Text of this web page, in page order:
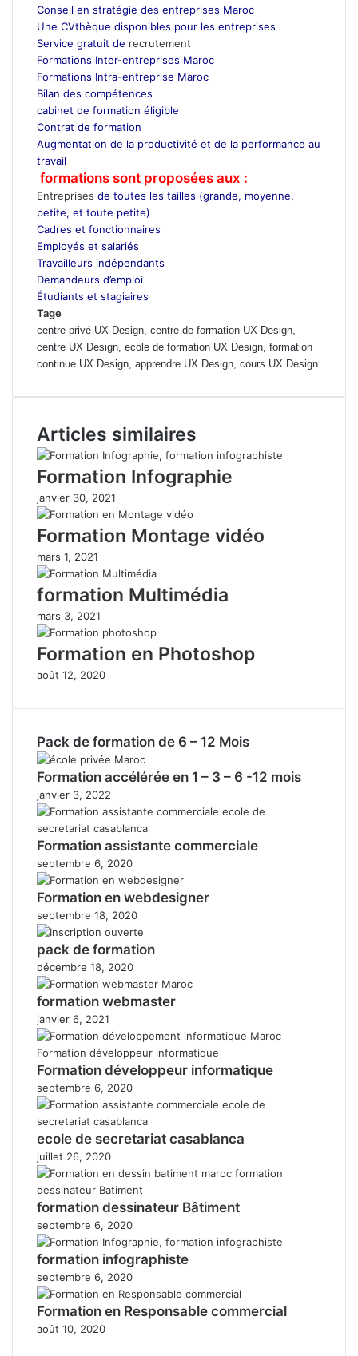
Conseil en stratégie des entreprises Maroc
Une CVthèque disponibles pour les entreprises
Service gratuit de recrutement
Formations Inter-entreprises Maroc
Formations Intra-entreprise Maroc
Bilan des compétences
cabinet de formation éligible
Contrat de formation
Augmentation de la productivité et de la performance au
travail
formations sont proposées aux :
Entreprises de toutes les tailles (grande, moyenne,
petite, et toute petite)
Cadres et fonctionnaires
Employés et salariés
Travailleurs indépendants
Demandeurs d’emploi
Étudiants et stagiaires
Tage
centre privé UX Design, centre de formation UX Design,
centre UX Design, ecole de formation UX Design, formation
continue UX Design, apprendre UX Design, cours UX Design
Articles similaires
Formation Infographie
janvier 30, 2021
Formation Montage vidéo
mars 1, 2021
formation Multimédia
mars 3, 2021
Formation en Photoshop
août 12, 2020
Pack de formation de 6 – 12 Mois
Formation accélérée en 1 – 3 – 6 -12 mois
janvier 3, 2022
Formation assistante commerciale
septembre 6, 2020
Formation en webdesigner
septembre 18, 2020
pack de formation
décembre 18, 2020
formation webmaster
janvier 6, 2021
Formation développeur informatique
septembre 6, 2020
ecole de secretariat casablanca
juillet 26, 2020
formation dessinateur Bâtiment
septembre 6, 2020
formation infographiste
septembre 6, 2020
Formation en Responsable commercial
août 10, 2020